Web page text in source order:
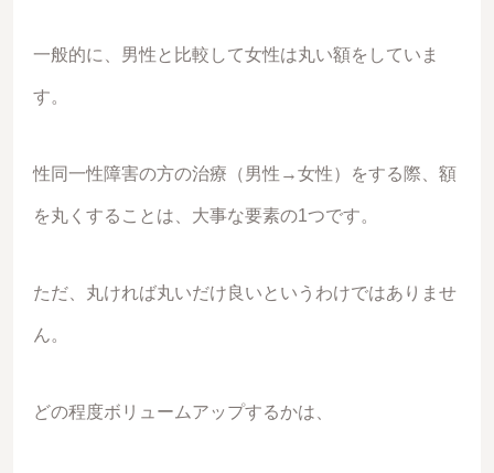
一般的に、男性と比較して女性は丸い額をしていま
す。
性同一性障害の方の治療（男性→女性）をする際、額
を丸くすることは、大事な要素の1つです。
ただ、丸ければ丸いだけ良いというわけではありませ
ん。
どの程度ボリュームアップするかは、